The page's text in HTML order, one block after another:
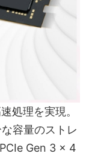
処理を実現。
容量のストレ
Gen 3 x 4